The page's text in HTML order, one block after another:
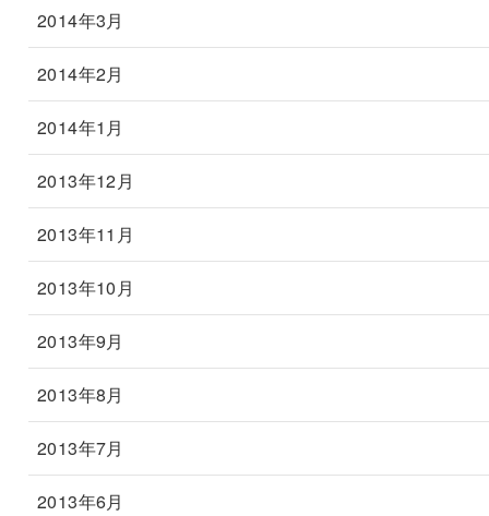
2014年3月
2014年2月
2014年1月
2013年12月
2013年11月
2013年10月
2013年9月
2013年8月
2013年7月
2013年6月